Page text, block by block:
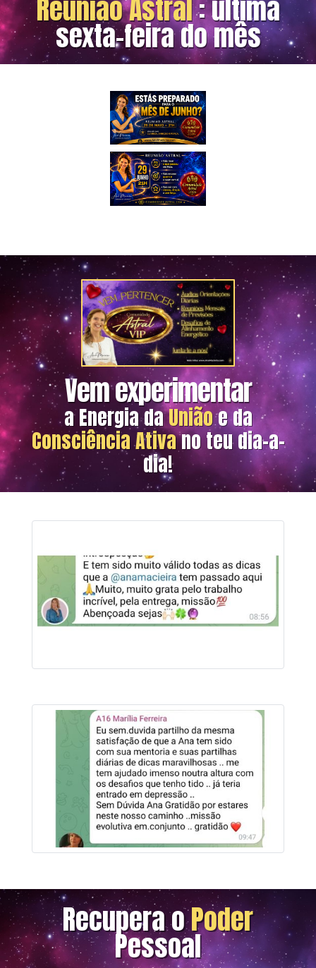
Reunião Astral: última
sexta-feira do mês
Vem experimentar
a EnergiadaUniãoe da
Consciência Ativano teu dia-a-
dia!
Recupera oPoder
Pessoal